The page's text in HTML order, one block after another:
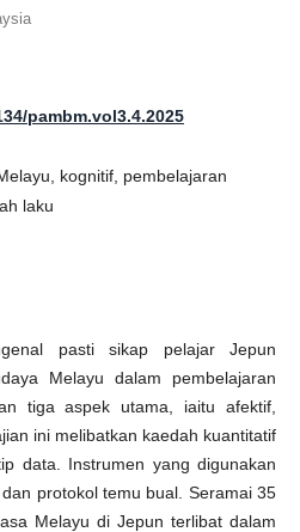
pambm.vol3.4.2025
kognitif, pembelajaran
laku
pasti sikap pelajar Jepun
Melayu dalam pembelajaran
tiga aspek utama, iaitu afektif,
ini melibatkan kaedah kuantitatif
data. Instrumen yang digunakan
protokol temu bual. Seramai 35
Melayu di Jepun terlibat dalam